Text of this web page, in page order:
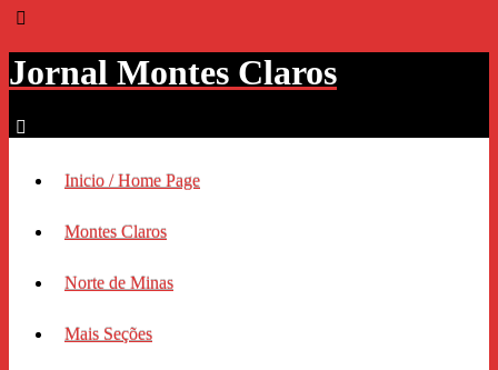
Jornal Montes Claros
Inicio / Home Page
Montes Claros
Norte de Minas
Mais Seções